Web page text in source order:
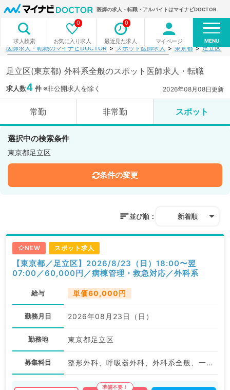
医師の求人・転職・アルバイトはマイナビDOCTOR
求人検索 お気に入り求人
0
最近見た求人
0
マイページ MENU
医師求人・転職のマイナビDOCTOR スポット医師求人 東京都 足立区
足立区(東京都) 外科系全般のスポット医師求人・転職
求人数4 件※非公開求人を除く 2026年08月08日更新
常勤 非常勤 スポット
選択中の検索条件
東京都足立区
条件の変更
並び順： 新着順
NEW スポット求人
【東京都／足立区】2026/8/23（日）18:00〜翌
07:00／60,000円／病棟管理・救急対応／外科系
給与 単価60,000円
勤務月日 2026年08月23日（日）
勤務地 東京都足立区
募集科目 整形外科、呼吸器外科、外科系全般、一般外科、消化器外科